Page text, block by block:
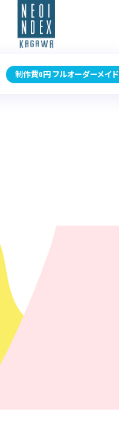
制作費0円 フルオーダーメイド